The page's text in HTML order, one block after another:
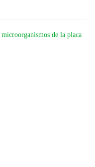
de la placa